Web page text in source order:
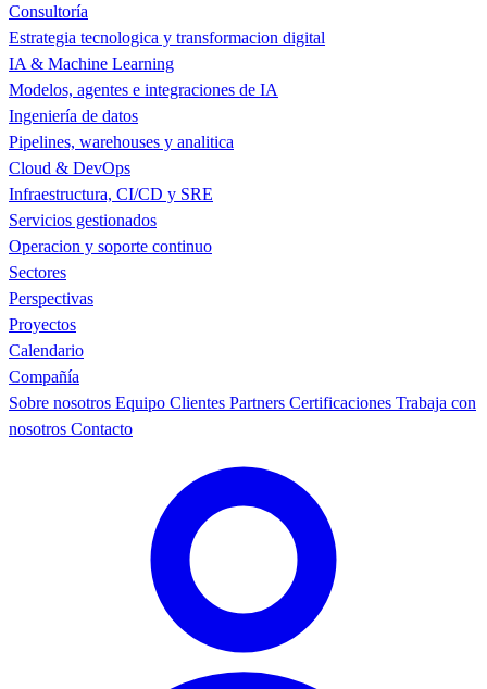
Consultoría
Estrategia tecnologica y transformacion digital
IA & Machine Learning
Modelos, agentes e integraciones de IA
Ingeniería de datos
Pipelines, warehouses y analitica
Cloud & DevOps
Infraestructura, CI/CD y SRE
Servicios gestionados
Operacion y soporte continuo
Sectores
Perspectivas
Proyectos
Calendario
Compañía
Sobre nosotros Equipo Clientes Partners Certificaciones Trabaja con
nosotros Contacto